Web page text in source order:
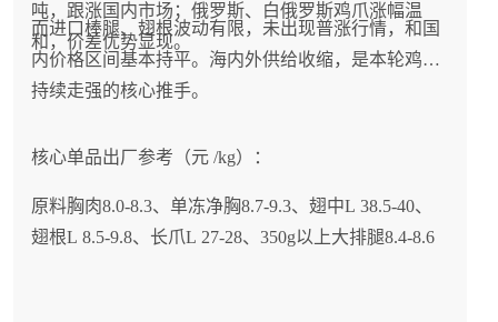
吨，跟涨国内市场；俄罗斯、白俄罗斯鸡爪涨幅温
和，价差优势显现。
而进口棒腿、翅根波动有限，未出现普涨行情，和国
内价格区间基本持平。海内外供给收缩，是本轮鸡爪
持续走强的核心推手。
核心单品出厂参考（元 /kg）：
原料胸肉8.0-8.3、单冻净胸8.7-9.3、翅中L 38.5-40、
翅根L 8.5-9.8、长爪L 27-28、350g以上大排腿8.4-8.6